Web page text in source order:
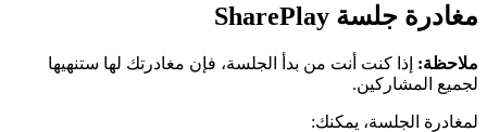
مغادرة جلسة SharePlay
ملاحظة: إذا كنت أنت من بدأ الجلسة، فإن مغادرتك لها ستنهيها
لجميع المشاركين.
لمغادرة الجلسة، يمكنك: